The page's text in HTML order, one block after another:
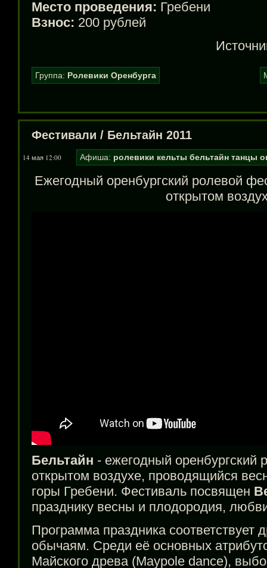
Место проведения: Гребени
Взнос: 200 рублей
Группа: Ролевики Оренбурга
Фестивали / Бельтайн 2011
14 мая 12:00 Афиша: ролевики кельты бельтайн танцы
Ежегодный оренбургский ролевой
открытом
Бельтайн - ежегодный оренбургский
открытом воздухе, проводящийся
горы Гребени. Фестиваль посвящен
празднику весны и плодородия,
Программа праздника соответствует
обычаям. Среди её основных
Майского древа (Maypole dance),